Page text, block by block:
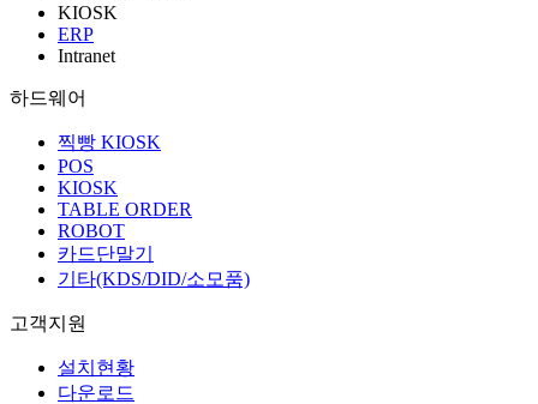
KIOSK
ERP
Intranet
하드웨어
찍빵 KIOSK
POS
KIOSK
TABLE ORDER
ROBOT
카드단말기
기타(KDS/DID/소모품)
고객지원
설치현황
다운로드